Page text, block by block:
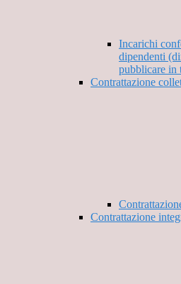
Incarichi
dipendenti
pubblicare in
Contrattazione
Contrattazione